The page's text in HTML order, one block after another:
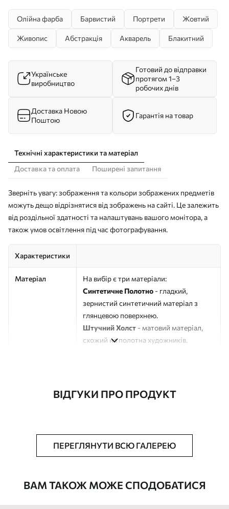
Олійна фарба Барвистий Портрети Жовтий
Живопис Абстракція Акварель Блакитний
Українське
виробництво
Готовий до відправки
протягом 1–3
робочих днів
Доставка Новою
Поштою
Гарантія на товар
Технічні характеристики та матеріал
Доставка та оплата
Поширені запитання
Зверніть увагу: зображення та кольори зображених предметів
можуть дещо відрізнятися від зображень на сайті. Це залежить
від роздільної здатності та налаштувань вашого монітора, а
також умов освітлення під час фотографування.
Характеристики
Матеріал
На вибір є три матеріали:
Синтетичне Полотно - гладкий,
зернистий синтетичний матеріал з
глянцевою поверхнею.
Штучний Холст - матовий матеріал,
схожий на полотна художників.
Додатково Можна додати лакове покриття.
ВІДГУКИ ПРО ПРОДУКТ
ПЕРЕГЛЯНУТИ ВСЮ ГАЛЕРЕЮ
ВАМ ТАКОЖ МОЖЕ СПОДОБАТИСЯ